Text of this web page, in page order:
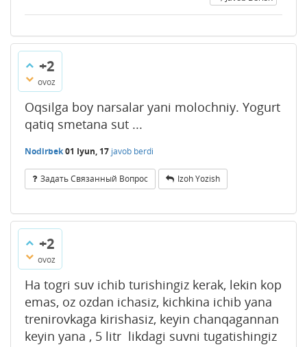
+2
ovoz
Oqsilga boy narsalar yani molochniy. Yogurt
qatiq smetana sut ...
Nodirbek01 Iyun, 17 javob berdi
Задать Связанный Вопрос Izoh Yozish
+2
ovoz
Ha togri suv ichib turishingiz kerak, lekin kop
emas, oz ozdan ichasiz, kichkina ichib yana
trenirovkaga kirishasiz, keyin chanqagannan
keyin yana , 5 litr likdagi suvni tugatishingiz